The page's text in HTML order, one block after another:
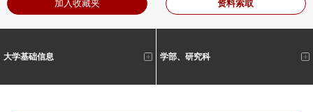
加入收藏夹 资料索取
大学基础信息 学部、研究科